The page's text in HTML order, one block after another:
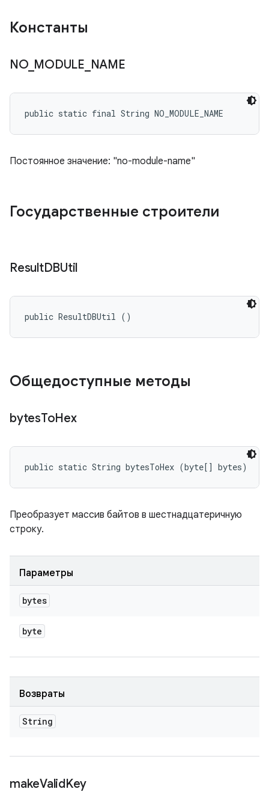
Константы
NO_ MODULE NAME
public static final String NO_MODULE_NAME
Постоянное значение: "no-module-name"
Государственные строители
ResultDBUtil
public ResultDBUtil ()
Общедоступные методы
bytesToHex
public static String bytesToHex (byte[] bytes)
Преобразует массив байтов в шестнадцатеричную
строку.
Параметры
bytes
byte
Возвраты
String
makeValidKey